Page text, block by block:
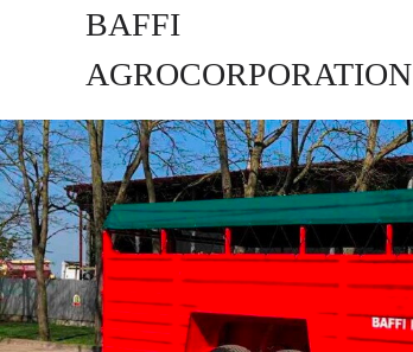
BAFFI
AGROCORPORATION
s.r.o.